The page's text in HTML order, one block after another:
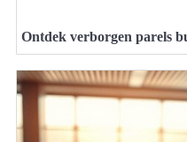
Ontdek verborgen parels